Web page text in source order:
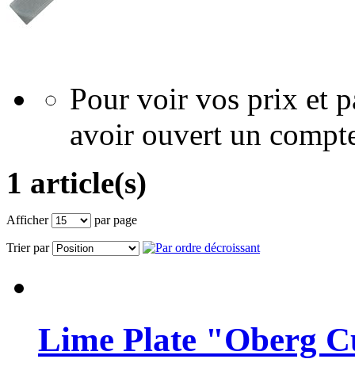
Pour voir vos prix et
avoir ouvert un
1 article(s)
Afficher par page
Trier par
Lime Plate "Oberg